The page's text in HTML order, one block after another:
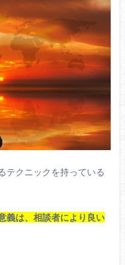
テクニックを持っている
義は、相談者により良い